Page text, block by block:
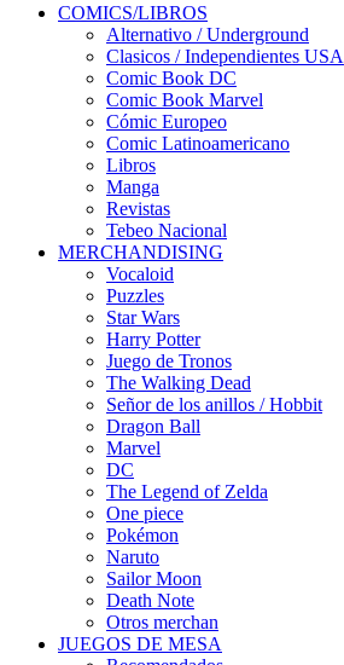
COMICS/LIBROS
Alternativo / Underground
Clasicos / Independientes USA
Comic Book DC
Comic Book Marvel
Cómic Europeo
Comic Latinoamericano
Libros
Manga
Revistas
Tebeo Nacional
MERCHANDISING
Vocaloid
Puzzles
Star Wars
Harry Potter
Juego de Tronos
The Walking Dead
Señor de los anillos / Hobbit
Dragon Ball
Marvel
DC
The Legend of Zelda
One piece
Pokémon
Naruto
Sailor Moon
Death Note
Otros merchan
JUEGOS DE MESA